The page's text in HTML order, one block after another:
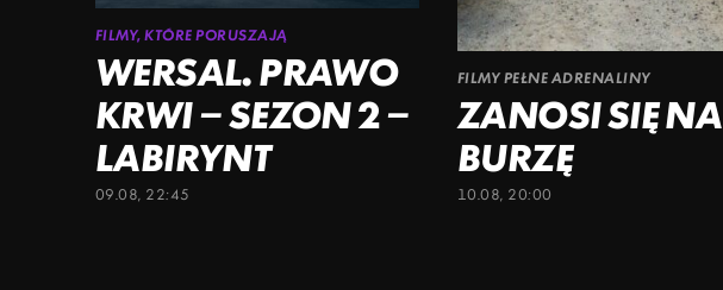
FILMY, KTÓRE PORUSZAJĄ
WERSAL. PRAWO
KRWI – SEZON 2 –
LABIRYNT
09.08, 22:45
FILMY PEŁNE ADRENALINY
ZANOSI SIĘ NA
BURZĘ
10.08, 20:00